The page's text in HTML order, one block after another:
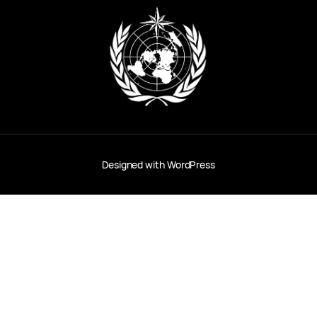
Designed withWordPress